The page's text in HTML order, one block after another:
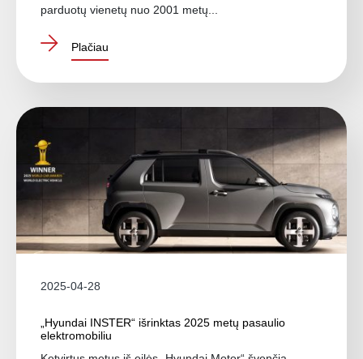
parduotų vienetų nuo 2001 metų...
Plačiau
2025-04-28
„Hyundai INSTER“ išrinktas 2025 metų pasaulio
elektromobiliu